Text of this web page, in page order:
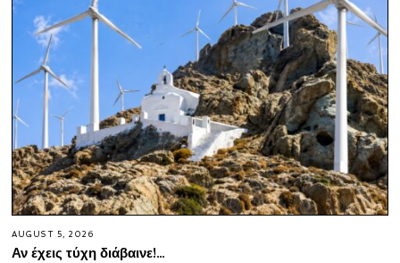
AUGUST 5, 2026
Αν έχεις τύχη διάβαινε!…